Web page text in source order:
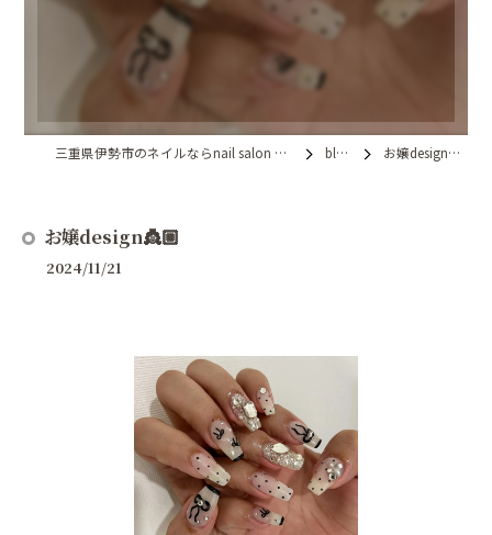
三重県伊勢市のネイルならnail salon grow blog お嬢design👸🏼
お嬢design👸🏼
2024/11/21